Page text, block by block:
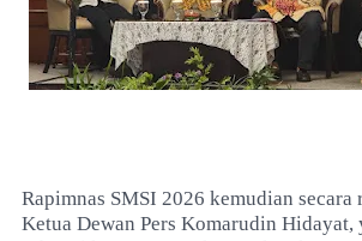
Rapimnas SMSI 2026 kemudian secara
Ketua Dewan Pers Komarudin Hidayat,